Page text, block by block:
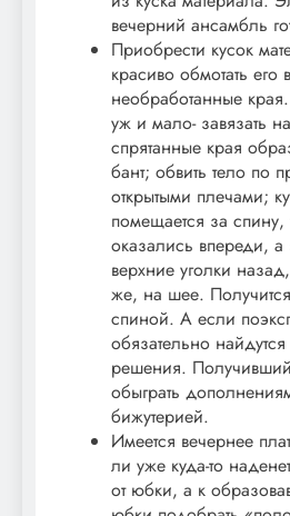
вечерний ансамбль
Приобрести кусок
красиво обмотать его
необработанные
уж и мало- завязать
спрятанные края
бант; обвить тело по
открытыми плечами;
помещается за спину,
оказались впереди, а
верхние уголки
же, на шее. Получится
спиной. А если
обязательно
решения.
обыграть
бижутерией.
Имеется вечернее
ли уже куда-то
от юбки, а к